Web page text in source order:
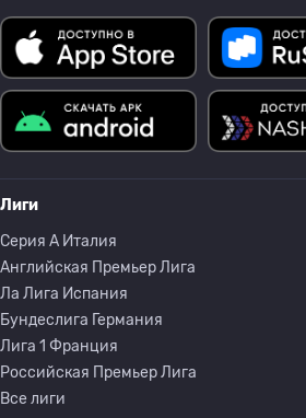
Лиги
Серия A Италия
Английская Премьер Лига
Ла Лига Испания
Бундеслига Германия
Лига 1 Франция
Российская Премьер Лига
Все лиги